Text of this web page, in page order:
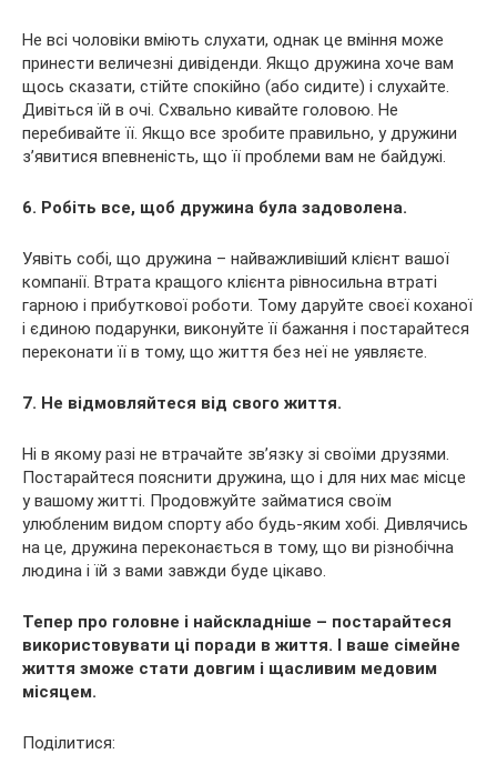
Не всі чоловіки вміють слухати, однак це вміння може
принести величезні дивіденди. Якщо дружина хоче вам
щось сказати, стійте спокійно (або сидите) і слухайте.
Дивіться їй в очі. Схвально кивайте головою. Не
перебивайте її. Якщо все зробите правильно, у дружини
з’явитися впевненість, що її проблеми вам не байдужі.
6. Робіть все, щоб дружина була задоволена.
Уявіть собі, що дружина – найважливіший клієнт вашої
компанії. Втрата кращого клієнта рівносильна втраті
гарною і прибуткової роботи. Тому даруйте своєї коханої
і єдиною подарунки, виконуйте її бажання і постарайтеся
переконати її в тому, що життя без неї не уявляєте.
7. Не відмовляйтеся від свого життя.
Ні в якому разі не втрачайте зв’язку зі своїми друзями.
Постарайтеся пояснити дружина, що і для них має місце
у вашому житті. Продовжуйте займатися своїм
улюбленим видом спорту або будь-яким хобі. Дивлячись
на це, дружина переконається в тому, що ви різнобічна
людина і їй з вами завжди буде цікаво.
Тепер про головне і найскладніше – постарайтеся
використовувати ці поради в життя. І ваше сімейне
життя зможе стати довгим і щасливим медовим
місяцем.
Поділитися: